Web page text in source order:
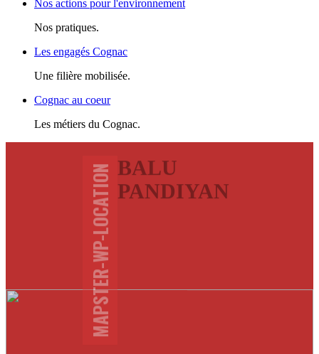
Nos actions pour l'environnement
Nos pratiques.
Les engagés Cognac
Une filière mobilisée.
Cognac au coeur
Les métiers du Cognac.
MAPSTER-WP-LOCATIONBALU
PANDIYAN